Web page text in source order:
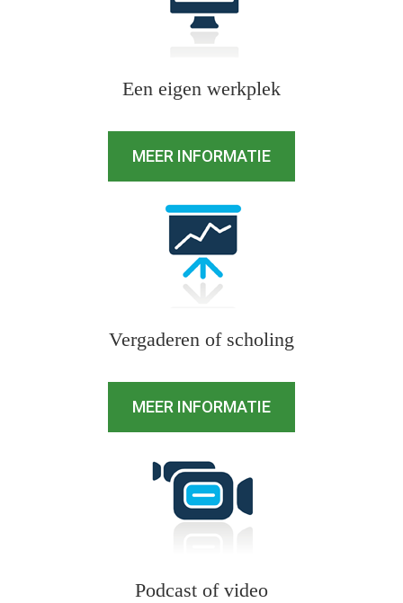
Een eigen werkplek
MEER INFORMATIE
Vergaderen of scholing
MEER INFORMATIE
Podcast of video